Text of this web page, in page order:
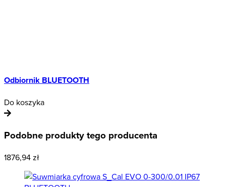
Odbiornik BLUETOOTH
Do koszyka
Podobne produkty tego producenta
1876,94 zł